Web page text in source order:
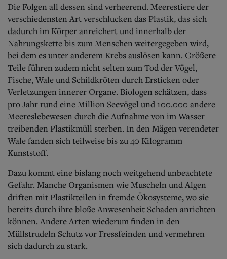
Die Folgen all dessen sind verheerend. Meerestiere der
verschiedensten Art verschlucken das Plastik, das sich
dadurch im Körper anreichert und innerhalb der
Nahrungskette bis zum Menschen weitergegeben wird,
bei dem es unter anderem Krebs auslösen kann. Größere
Teile führen zudem nicht selten zum Tod der Vögel,
Fische, Wale und Schildkröten durch Ersticken oder
Verletzungen innerer Organe. Biologen schätzen, dass
pro Jahr rund eine Million Seevögel und 100.000 andere
Meereslebewesen durch die Aufnahme von im Wasser
treibenden Plastikmüll sterben. In den Mägen verendeter
Wale fanden sich teilweise bis zu 40 Kilogramm
Kunststoff.
Dazu kommt eine bislang noch weitgehend unbeachtete
Gefahr. Manche Organismen wie Muscheln und Algen
driften mit Plastikteilen in fremde Ökosysteme, wo sie
bereits durch ihre bloße Anwesenheit Schaden anrichten
können. Andere Arten wiederum finden in den
Müllstrudeln Schutz vor Fressfeinden und vermehren
sich dadurch zu stark.